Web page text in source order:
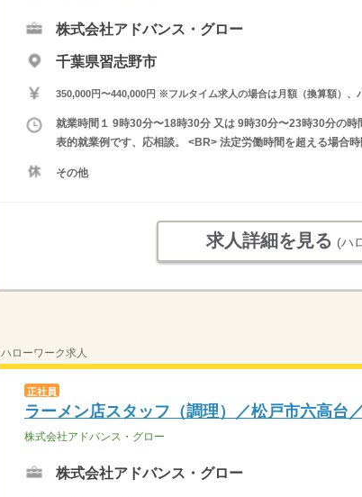
株式会社アドバンス・グロー
千葉県習志野市
350,000円〜440,000円 ※フルタイム求人の場合は月額（換算額）、
就業時間１ 9時30分〜18時30分 又は 9時30分〜23時30分の
表的就業例です、応相談。 <BR> 法定労働時間を超える場合
その他
求人詳細を見る (ハ
ハローワーク求人
正社員
ラーメン店スタッフ（調理）／松戸市六高台
株式会社アドバンス・グロー
株式会社アドバンス・グロー